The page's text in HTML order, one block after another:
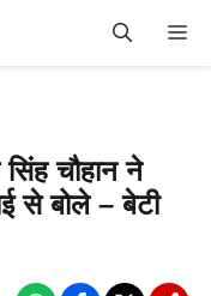
चौहान ने
से बोले – बेटी